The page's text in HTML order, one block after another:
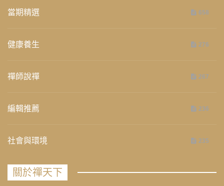
當期精選 658
健康養生 276
禪師說禪 267
編輯推薦 236
社會與環境 235
關於禪天下